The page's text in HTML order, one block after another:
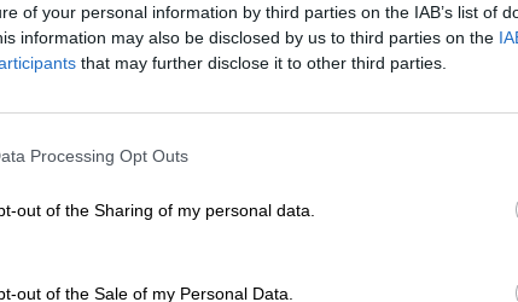
of your personal information by third parties on the IAB’s list of
information may also be disclosed by us to third parties on the
that may further disclose it to other third parties.
Processing Opt Outs
out of the Sharing of my personal data.
out of the Sale of my Personal Data.
στη σπουδαία πολιτιστική
και σε καινοτόμες πτυχές του εκπαιδευτικού
των σχέσεων μεταξύ των δύο εκπαιδευτικών